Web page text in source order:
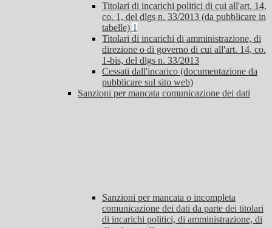
Titolari di incarichi politici di cui all'art. 14,
co. 1, del dlgs n. 33/2013 (da pubblicare in
tabelle) 1
Titolari di incarichi di amministrazione, di
direzione o di governo di cui all'art. 14, co.
1-bis, del dlgs n. 33/2013
Cessati dall'incarico (documentazione da
pubblicare sul sito web)
Sanzioni per mancata comunicazione dei dati
Sanzioni per mancata o incompleta
comunicazione dei dati da parte dei titolari
di incarichi politici, di amministrazione, di